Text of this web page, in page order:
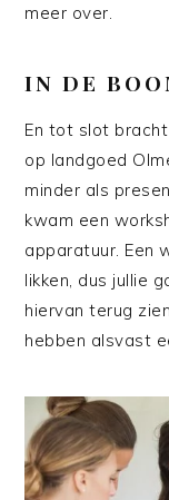
meer over.
IN DE
En tot slot
op landgoed
minder als
kwam een
apparatuur. Een
likken, dus jullie
hiervan terug
hebben alsvast